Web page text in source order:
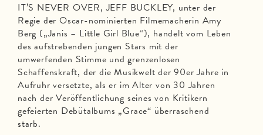
IT’S NEVER OVER, JEFF BUCKLEY, unter der
Regie der Oscar-nominierten Filmemacherin Amy
Berg („Janis – Little Girl Blue“), handelt vom Leben
des aufstrebenden jungen Stars mit der
umwerfenden Stimme und grenzenlosen
Schaffenskraft, der die Musikwelt der 90er Jahre in
Aufruhr versetzte, als er im Alter von 30 Jahren
nach der Veröffentlichung seines von Kritikern
gefeierten Debütalbums „Grace“ überraschend
starb.